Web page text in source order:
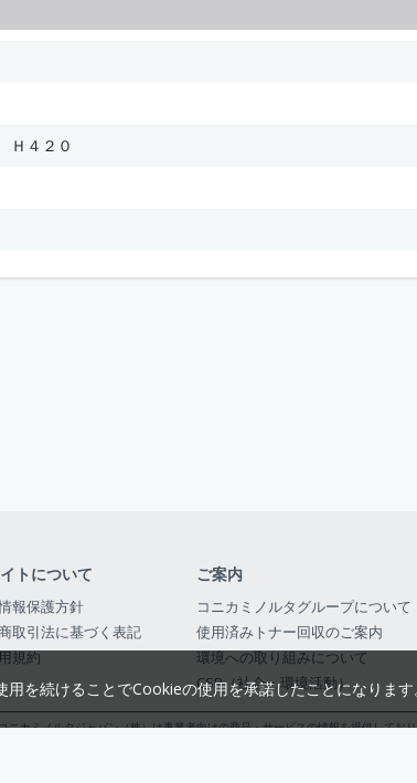
４２０
トについて
報保護方針
取引法に基づく表記
規約
ご案内
コニカミノルタグループについて
使用済みトナー回収のご案内
環境への取り組みについて
CSR（社会・環境活動）
ニカミノルタジャパン（株）は事業者向けの商品・サービスの情報を提供してお
を続けることでCookieの使用を承諾したことになります